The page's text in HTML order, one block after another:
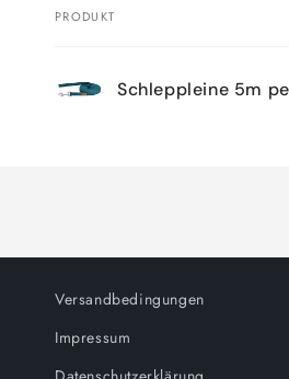
Warenkorb
PRODUKT
Schleppleine 5m
Versandbedingungen
Impressum